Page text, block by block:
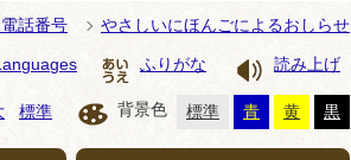
話番号 やさしいにほんごによるおしらせ
ふりがな 読み上げ
標準 背景色 標準 青 黄 黒